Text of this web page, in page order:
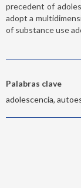
precedent of
adopt a
of substance use
Palabras clave
adolescencia,